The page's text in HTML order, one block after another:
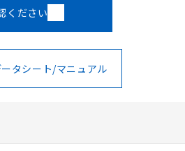
ください
タシート/マニュアル